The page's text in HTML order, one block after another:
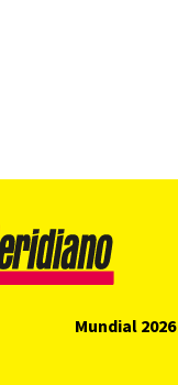
Mundial 2026